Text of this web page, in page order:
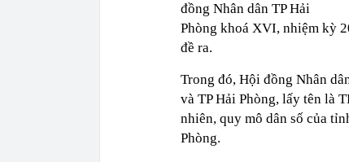
đồng Nhân dân TP Hải
Phòng khoá XVI, nhiệm kỳ
đề ra.
Trong đó, Hội đồng Nhân
và TP Hải Phòng, lấy tên là
nhiên, quy mô dân số của
Phòng.